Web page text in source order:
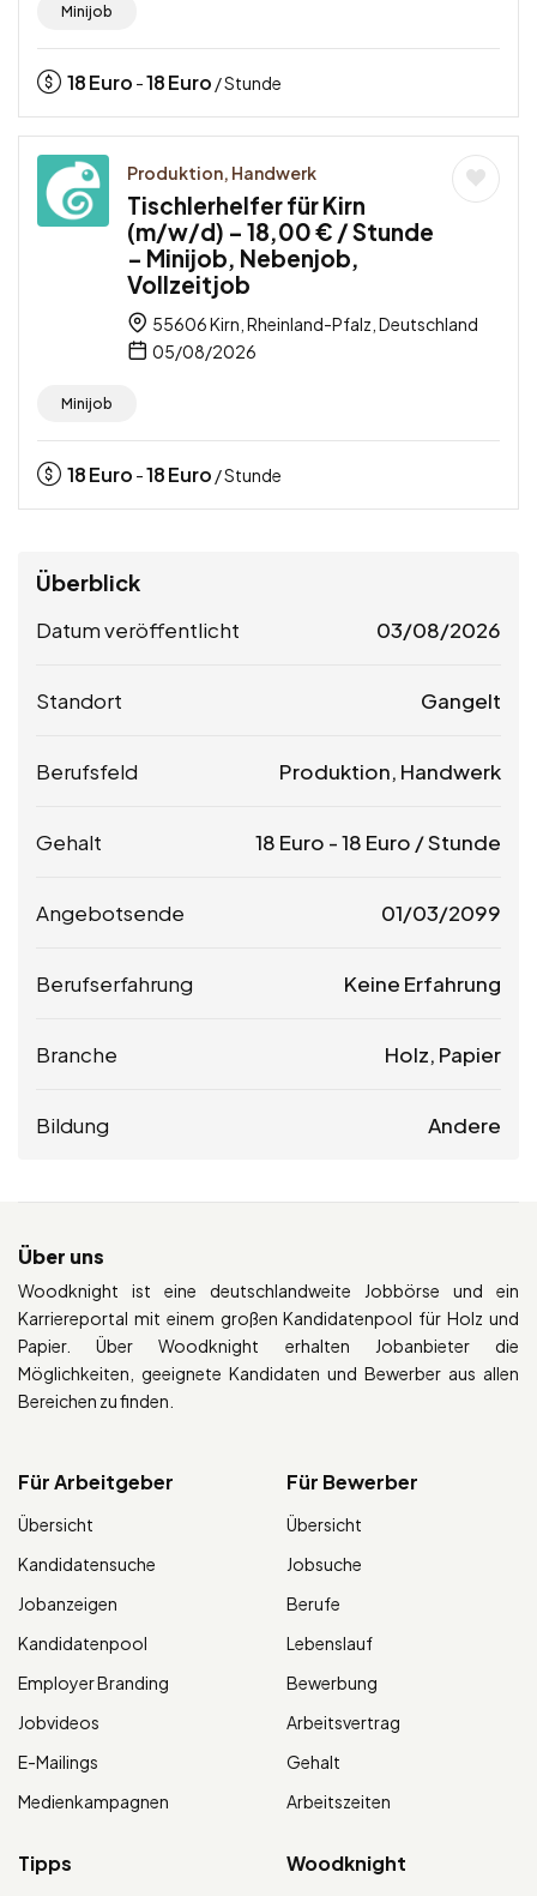
Minijob
18Euro -18Euro / Stunde
Produktion, Handwerk
Tischlerhelfer für Kirn
(m/w/d) – 18,00 € / Stunde
– Minijob, Nebenjob,
Vollzeitjob
55606 Kirn, Rheinland-Pfalz, Deutschland
05/08/2026
Minijob
18Euro -18Euro / Stunde
Überblick
Datum veröffentlicht 03/08/2026
Standort Gangelt
Berufsfeld Produktion, Handwerk
Gehalt 18 Euro -18 Euro / Stunde
Angebotsende 01/03/2099
Berufserfahrung Keine Erfahrung
Branche Holz, Papier
Bildung Andere
Über uns
Woodknight ist eine deutschlandweite Jobbörse und ein
Karriereportal mit einem großen Kandidatenpool für Holz und
Papier. Über Woodknight erhalten Jobanbieter die
Möglichkeiten, geeignete Kandidaten und Bewerber aus allen
Bereichen zu finden.
Für Arbeitgeber
Übersicht
Kandidatensuche
Jobanzeigen
Kandidatenpool
Employer Branding
Jobvideos
E-Mailings
Medienkampagnen
Für Bewerber
Übersicht
Jobsuche
Berufe
Lebenslauf
Bewerbung
Arbeitsvertrag
Gehalt
Arbeitszeiten
Tipps Woodknight